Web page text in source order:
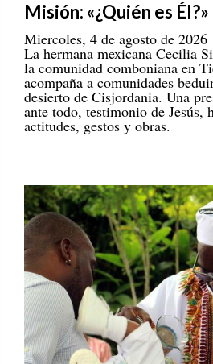
Misión: «¿Quién es Él?»
Miercoles, 4 de agosto de 2026
La hermana mexicana Cecilia
la comunidad comboniana en
acompaña a comunidades
desierto de Cisjordania. Una
ante todo, testimonio de Jesús,
actitudes, gestos y obras.